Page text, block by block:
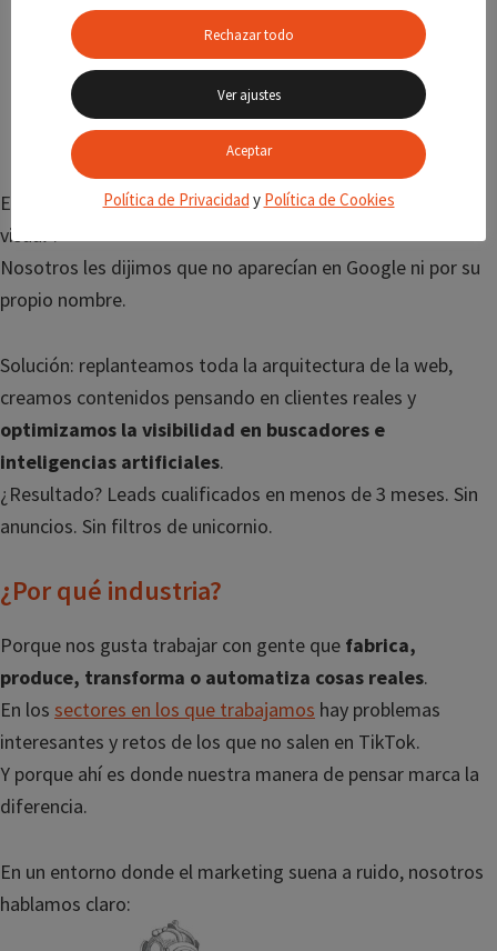
Un blog de recetas (aunque vendían maquinaria, no
cocinaban).
Meta descripciones duplicadas en toda la web.
Y una home que tardaba7 segundos
en cargar. En
WiFi.
El diseñador les dijo que era “una web emocional, muy
visual”.
Nosotros les dijimos que no aparecían en Google ni por su
propio nombre.
Solución: replanteamos toda la arquitectura de la web,
creamos contenidos pensando en clientes reales y
optimizamos la visibilidad en buscadores e
inteligencias artificiales.
¿Resultado? Leads cualificados en menos de 3 meses. Sin
anuncios. Sin filtros de unicornio.
¿Por qué industria?
Porque nos gusta trabajar con gente que fabrica,
produce, transforma o automatiza cosas reales.
En los sectores en los que trabajamos hay problemas
interesantes y retos de los que no salen en TikTok.
Y porque ahí es donde nuestra manera de pensar marca la
diferencia.
En un entorno donde el marketing suena a ruido, nosotros
hablamos claro:
Rechazar todo
Ver ajustes
Aceptar
Política de Privacidad y Política de Cookies